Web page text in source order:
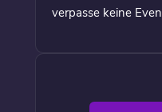
verpasse keine